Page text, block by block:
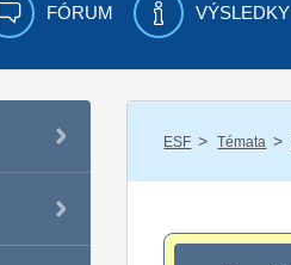
FÓRUM VÝSLEDKY
ESF / Témata /